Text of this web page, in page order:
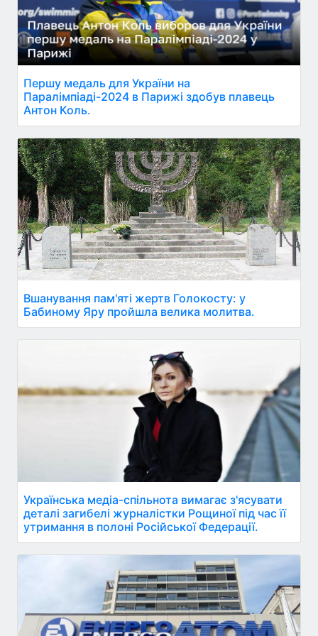
Першу медаль для України на
Паралімпіаді-2024 в Парижі здобув плавець
Антон Коль.
Вшанування пам'яті жертв Голокосту: у
Бабиному Яру пройшла велика молитва.
Українська медіа-спільнота вимагає з'ясувати
деталі загибелі журналістки Рощиної під час її
утримання в полоні Російської Федерації.